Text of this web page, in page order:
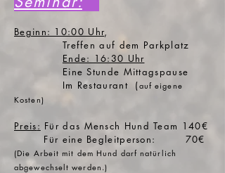
Beginn: 10:00 Uhr,
Treffen auf dem Parkplatz
Ende: 16:30 Uhr
Eine Stunde Mittagspause
Im Restaurant (auf eigene
Kosten)
Preis: Für das Mensch Hund Team 140€
Für eine Begleitperson: 70€
(Die Arbeit mit dem Hund darf natürlich
abgewechselt werden.)